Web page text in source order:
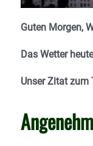
Guten Morgen,
Das Wetter
Unser Zitat zum